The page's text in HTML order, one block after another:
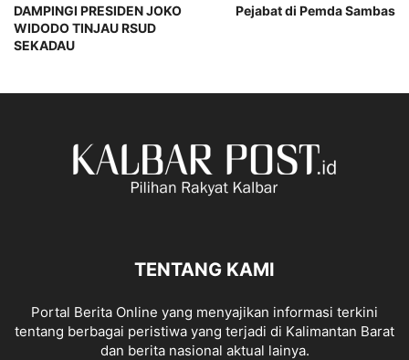
DAMPINGI PRESIDEN JOKO
WIDODO TINJAU RSUD
SEKADAU
Pejabat di Pemda Sambas
TENTANG KAMI
Portal Berita Online yang menyajikan informasi terkini
tentang berbagai peristiwa yang terjadi di Kalimantan Barat
dan berita nasional aktual lainya.